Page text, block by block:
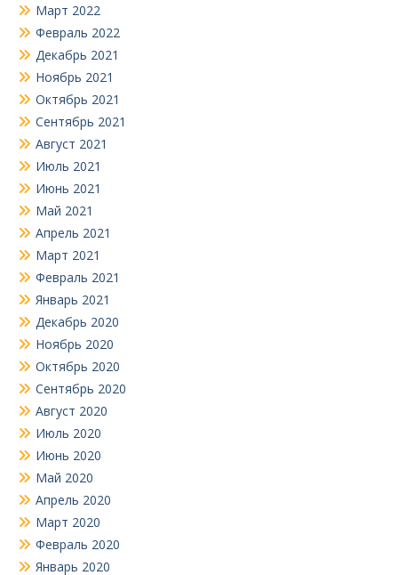
Март 2022
Февраль 2022
Декабрь 2021
Ноябрь 2021
Октябрь 2021
Сентябрь 2021
Август 2021
Июль 2021
Июнь 2021
Май 2021
Апрель 2021
Март 2021
Февраль 2021
Январь 2021
Декабрь 2020
Ноябрь 2020
Октябрь 2020
Сентябрь 2020
Август 2020
Июль 2020
Июнь 2020
Май 2020
Апрель 2020
Март 2020
Февраль 2020
Январь 2020